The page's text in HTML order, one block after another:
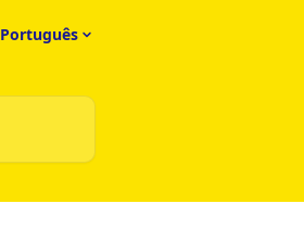
Português